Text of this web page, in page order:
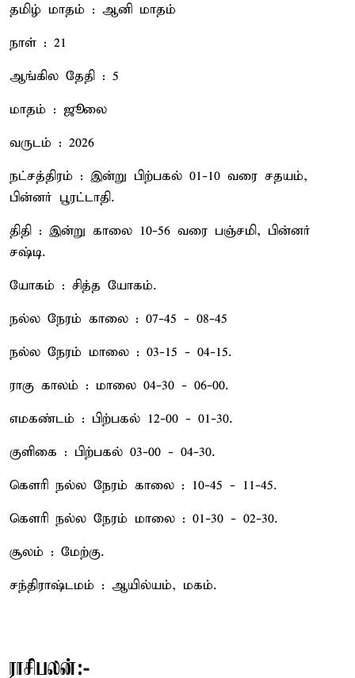
தமிழ் மாதம் : ஆனி மாதம்
நாள் : 21
ஆங்கில தேதி : 5
மாதம் : ஜூலை
வருடம் : 2026
நட்சத்திரம் : இன்று பிற்பகல் 01-10 வரை சதயம்,
பின்னர் பூரட்டாதி.
திதி : இன்று காலை 10-56 வரை பஞ்சமி, பின்னர்
சஷ்டி.
யோகம் : சித்த யோகம்.
நல்ல நேரம் காலை : 07-45 - 08-45
நல்ல நேரம் மாலை : 03-15 - 04-15.
ராகு காலம் : மாலை 04-30 - 06-00.
எமகண்டம் : பிற்பகல் 12-00 - 01-30.
குளிகை : பிற்பகல் 03-00 - 04-30.
கௌரி நல்ல நேரம் காலை : 10-45 - 11-45.
கௌரி நல்ல நேரம் மாலை : 01-30 - 02-30.
சூலம் : மேற்கு.
சந்திராஷ்டமம் : ஆயில்யம், மகம்.
ராசிபலன்:-